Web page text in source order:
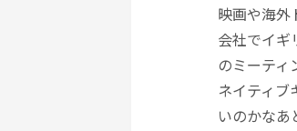
映画や海外
会社でイギ
のミーティ
ネイティ
いのかなあ